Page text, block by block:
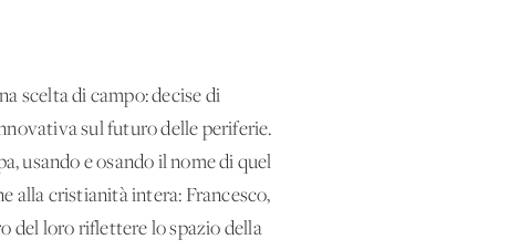
scelta di campo: decise di
sul futuro delle periferie.
usando e osando il nome di quel
alla cristianità intera: Francesco,
del loro riflettere lo spazio della